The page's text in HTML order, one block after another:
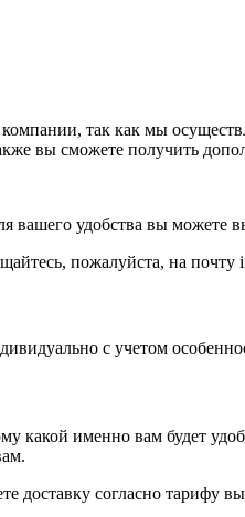
так как мы
вы сможете получить
удобства вы можете
пожалуйста, на
с учетом
именно вам будет
доставку согласно тарифу